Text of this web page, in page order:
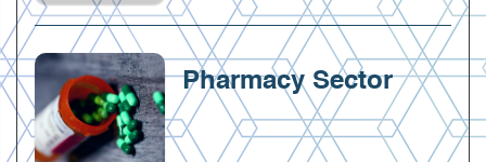
Pharmacy Sector